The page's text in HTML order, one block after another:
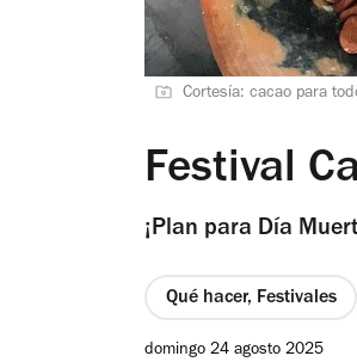
Cortesía: cacao para
Festival
¡Plan para Día
Qué hacer, Festivales
domingo 24 agosto 2025